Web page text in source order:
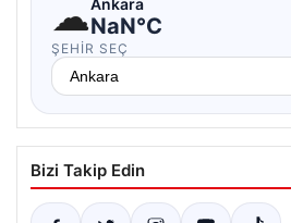
☁NaN°C
ŞEHIR SEÇ
Bizi Takip Edin